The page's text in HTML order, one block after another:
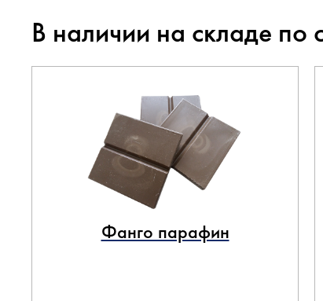
В наличии на складе по
Фанго парафин